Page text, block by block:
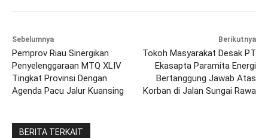
Sebelumnya
Pemprov Riau Sinergikan
Penyelenggaraan MTQ XLIV
Tingkat Provinsi Dengan
Agenda Pacu Jalur Kuansing
Berikutnya
Tokoh Masyarakat Desak PT
Ekasapta Paramita Energi
Bertanggung Jawab Atas
Korban di Jalan Sungai Rawa
BERITA TERKAIT